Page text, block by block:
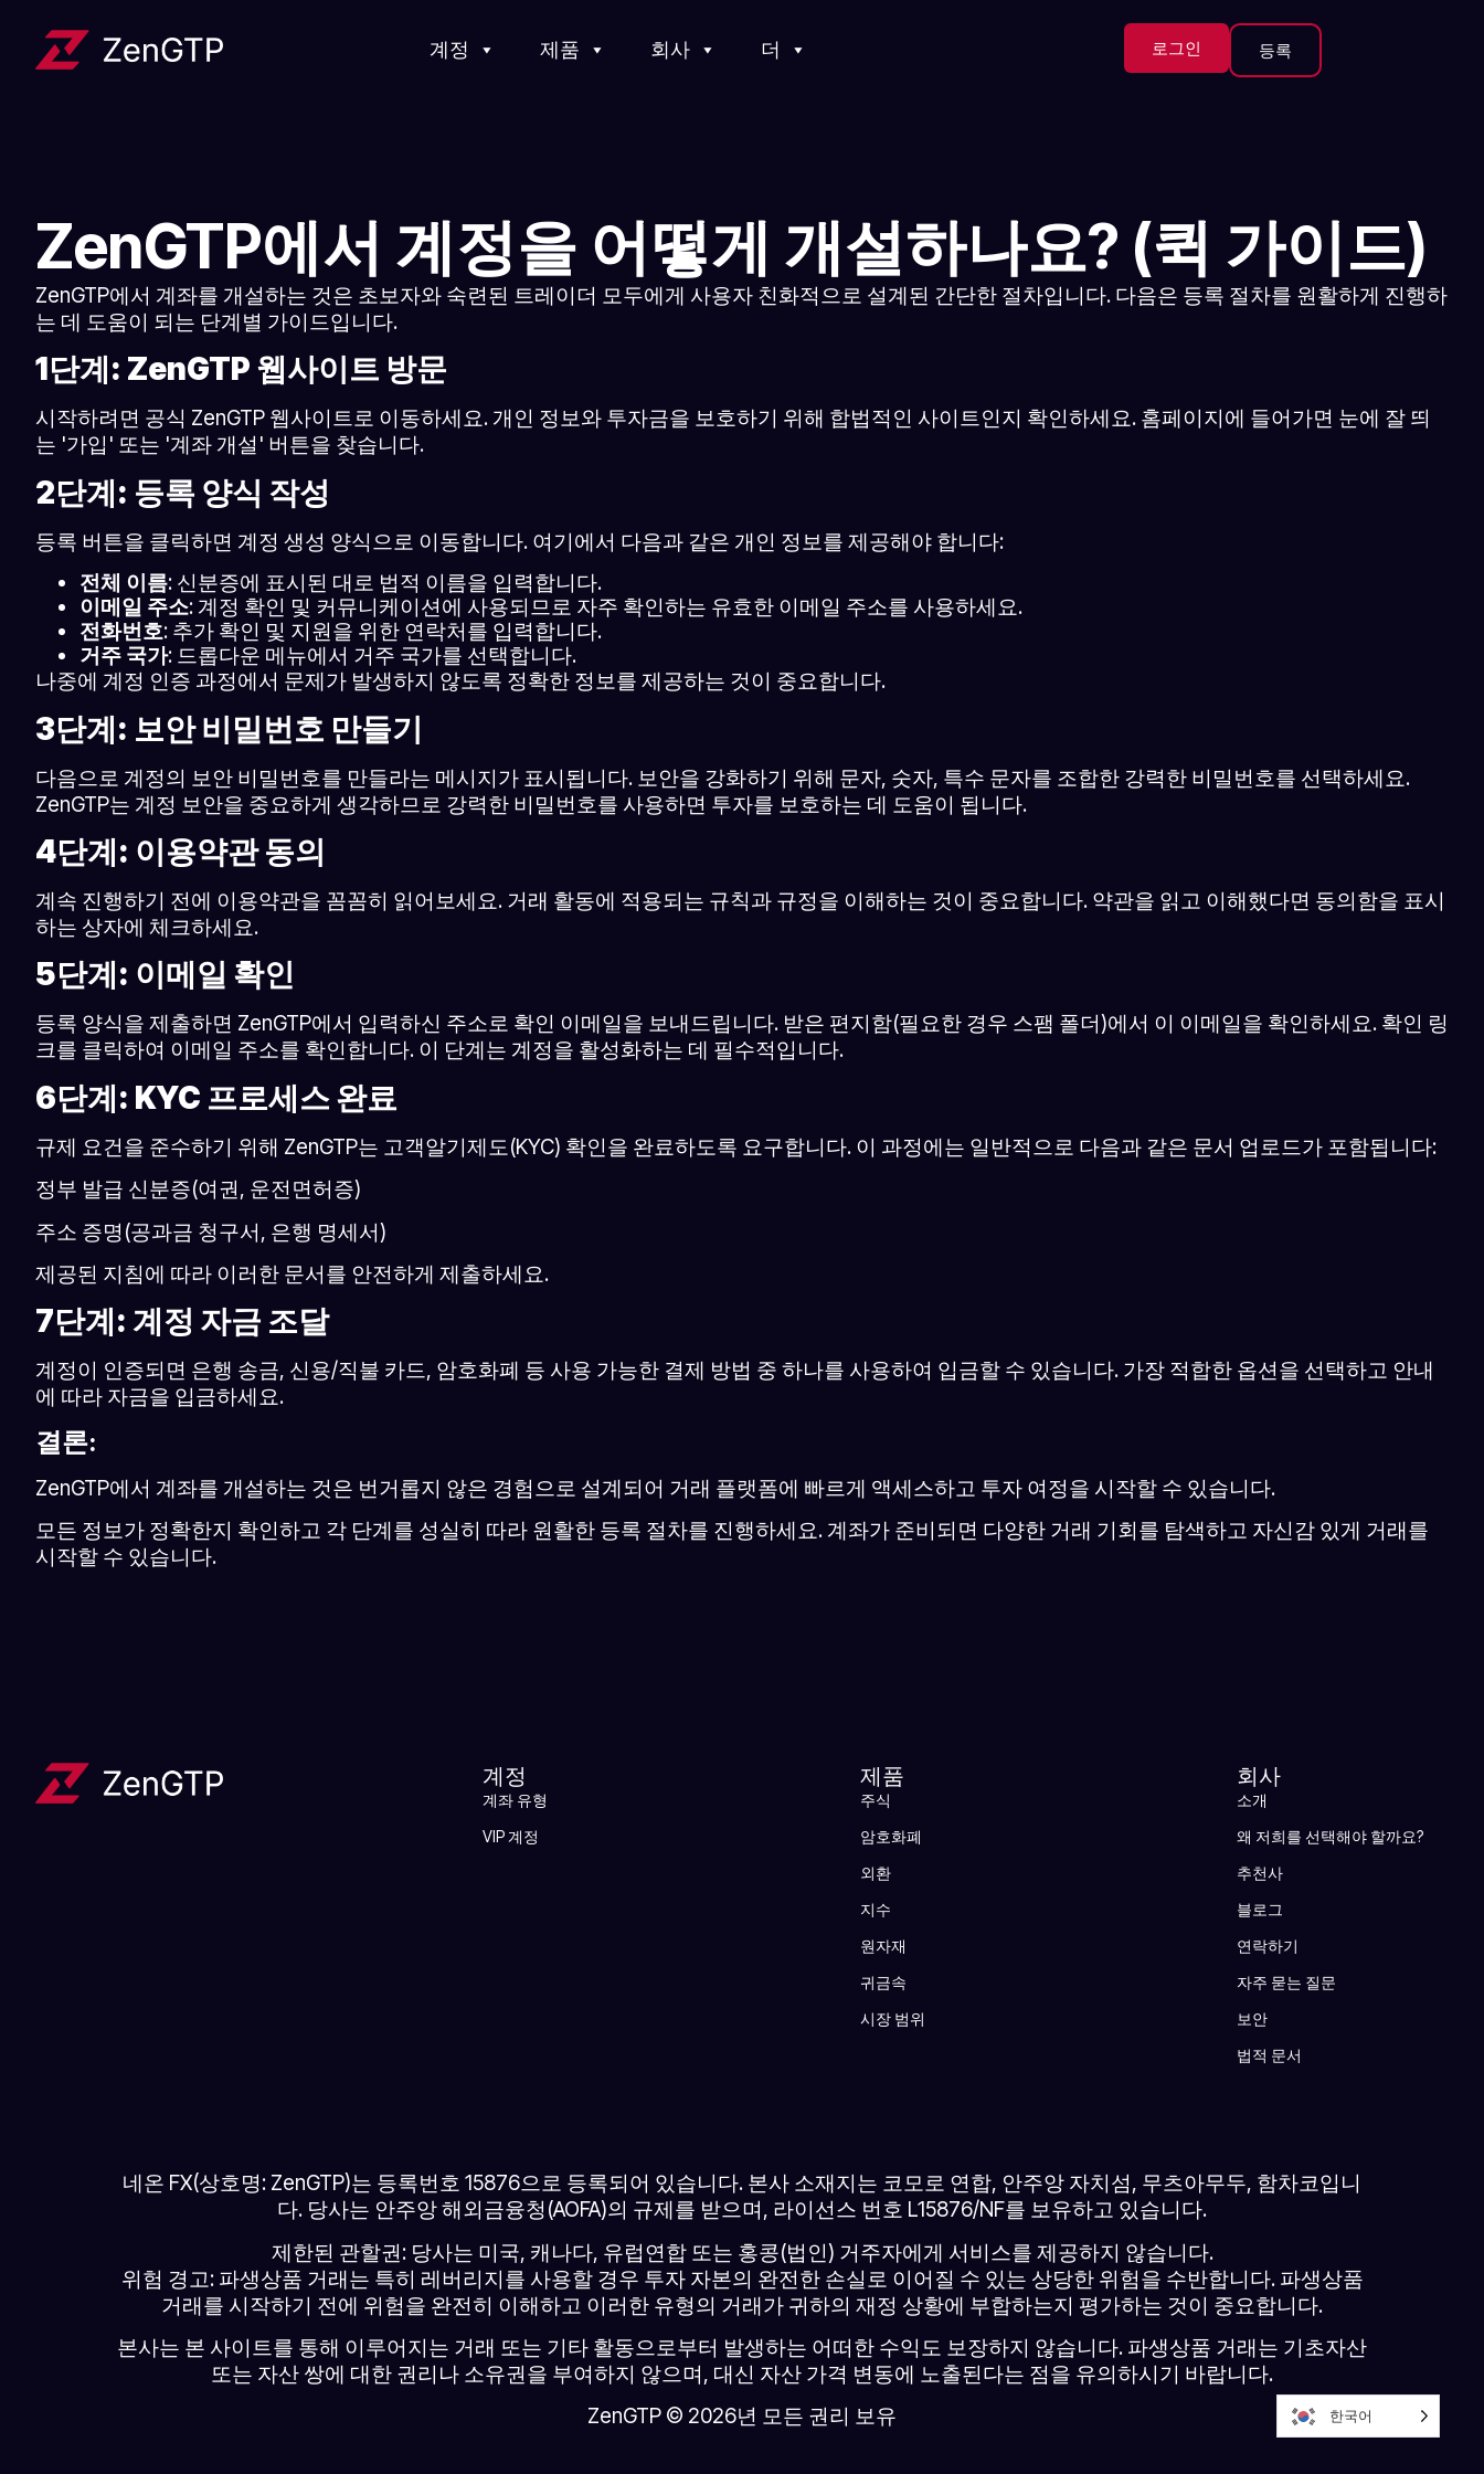
계정 제품 회사 더 로그인 등록
ZenGTP에서 계정을 어떻게 개설하나요? (퀵 가이드)
ZenGTP에서 계좌를 개설하는 것은 초보자와 숙련된 트레이더 모두에게 사용자 친화적으로 설계된 간단한 절차입니다. 다음은 등록 절차를 원활하게 진행하
는 데 도움이 되는 단계별 가이드입니다.
1단계: ZenGTP 웹사이트 방문
시작하려면 공식 ZenGTP 웹사이트로 이동하세요. 개인 정보와 투자금을 보호하기 위해 합법적인 사이트인지 확인하세요. 홈페이지에 들어가면 눈에 잘 띄
는 '가입' 또는 '계좌 개설' 버튼을 찾습니다.
2단계: 등록 양식 작성
등록 버튼을 클릭하면 계정 생성 양식으로 이동합니다. 여기에서 다음과 같은 개인 정보를 제공해야 합니다:
전체 이름: 신분증에 표시된 대로 법적 이름을 입력합니다.
이메일 주소: 계정 확인 및 커뮤니케이션에 사용되므로 자주 확인하는 유효한 이메일 주소를 사용하세요.
전화번호: 추가 확인 및 지원을 위한 연락처를 입력합니다.
거주 국가: 드롭다운 메뉴에서 거주 국가를 선택합니다.
나중에 계정 인증 과정에서 문제가 발생하지 않도록 정확한 정보를 제공하는 것이 중요합니다.
3단계: 보안 비밀번호 만들기
다음으로 계정의 보안 비밀번호를 만들라는 메시지가 표시됩니다. 보안을 강화하기 위해 문자, 숫자, 특수 문자를 조합한 강력한 비밀번호를 선택하세요.
ZenGTP는 계정 보안을 중요하게 생각하므로 강력한 비밀번호를 사용하면 투자를 보호하는 데 도움이 됩니다.
4단계: 이용약관 동의
계속 진행하기 전에 이용약관을 꼼꼼히 읽어보세요. 거래 활동에 적용되는 규칙과 규정을 이해하는 것이 중요합니다. 약관을 읽고 이해했다면 동의함을 표시
하는 상자에 체크하세요.
5단계: 이메일 확인
등록 양식을 제출하면 ZenGTP에서 입력하신 주소로 확인 이메일을 보내드립니다. 받은 편지함(필요한 경우 스팸 폴더)에서 이 이메일을 확인하세요. 확인 링
크를 클릭하여 이메일 주소를 확인합니다. 이 단계는 계정을 활성화하는 데 필수적입니다.
6단계: KYC 프로세스 완료
규제 요건을 준수하기 위해 ZenGTP는 고객알기제도(KYC) 확인을 완료하도록 요구합니다. 이 과정에는 일반적으로 다음과 같은 문서 업로드가 포함됩니다:
정부 발급 신분증(여권, 운전면허증)
주소 증명(공과금 청구서, 은행 명세서)
제공된 지침에 따라 이러한 문서를 안전하게 제출하세요.
7단계: 계정 자금 조달
계정이 인증되면 은행 송금, 신용/직불 카드, 암호화폐 등 사용 가능한 결제 방법 중 하나를 사용하여 입금할 수 있습니다. 가장 적합한 옵션을 선택하고 안내
에 따라 자금을 입금하세요.
결론:
ZenGTP에서 계좌를 개설하는 것은 번거롭지 않은 경험으로 설계되어 거래 플랫폼에 빠르게 액세스하고 투자 여정을 시작할 수 있습니다.
모든 정보가 정확한지 확인하고 각 단계를 성실히 따라 원활한 등록 절차를 진행하세요. 계좌가 준비되면 다양한 거래 기회를 탐색하고 자신감 있게 거래를
시작할 수 있습니다.
계정
계좌 유형
VIP 계정
제품
주식
암호화폐
외환
지수
원자재
귀금속
시장 범위
회사
소개
왜 저희를 선택해야 할까요?
추천사
블로그
연락하기
자주 묻는 질문
보안
법적 문서
네온 FX(상호명: ZenGTP)는 등록번호 15876으로 등록되어 있습니다. 본사 소재지는 코모로 연합, 안주앙 자치섬, 무츠아무두, 함차코입니
다. 당사는 안주앙 해외금융청(AOFA)의 규제를 받으며, 라이선스 번호 L15876/NF를 보유하고 있습니다.
제한된 관할권: 당사는 미국, 캐나다, 유럽연합 또는 홍콩(법인) 거주자에게 서비스를 제공하지 않습니다.
위험 경고: 파생상품 거래는 특히 레버리지를 사용할 경우 투자 자본의 완전한 손실로 이어질 수 있는 상당한 위험을 수반합니다. 파생상품
거래를 시작하기 전에 위험을 완전히 이해하고 이러한 유형의 거래가 귀하의 재정 상황에 부합하는지 평가하는 것이 중요합니다.
본사는 본 사이트를 통해 이루어지는 거래 또는 기타 활동으로부터 발생하는 어떠한 수익도 보장하지 않습니다. 파생상품 거래는 기초자산
또는 자산 쌍에 대한 권리나 소유권을 부여하지 않으며, 대신 자산 가격 변동에 노출된다는 점을 유의하시기 바랍니다.
ZenGTP © 2026년 모든 권리 보유
한국어